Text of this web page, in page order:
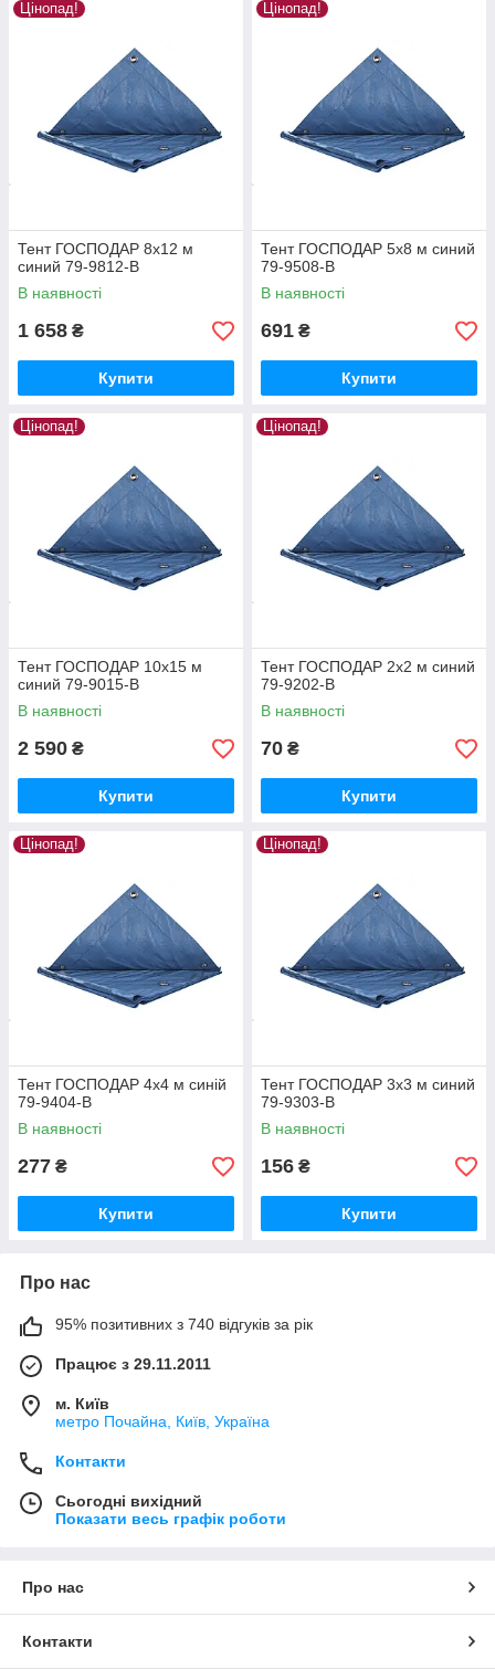
Цінопад!
Тент ГОСПОДАР 8х12 м
синий 79-9812-В
В наявності
1 658 ₴
Купити
Цінопад!
Тент ГОСПОДАР 5х8 м синий
79-9508-В
В наявності
691 ₴
Купити
Цінопад!
Тент ГОСПОДАР 10х15 м
синий 79-9015-В
В наявності
2 590 ₴
Купити
Цінопад!
Тент ГОСПОДАР 2х2 м синий
79-9202-В
В наявності
70 ₴
Купити
Цінопад!
Тент ГОСПОДАР 4х4 м синій
79-9404-В
В наявності
277 ₴
Купити
Цінопад!
Тент ГОСПОДАР 3х3 м синий
79-9303-В
В наявності
156 ₴
Купити
Про нас
95% позитивних з 740 відгуків за рік
Працює з 29.11.2011
м. Київ
метро Почайна, Київ, Україна
Контакти
Сьогодні вихідний
Показати весь графік роботи
Про нас
Контакти